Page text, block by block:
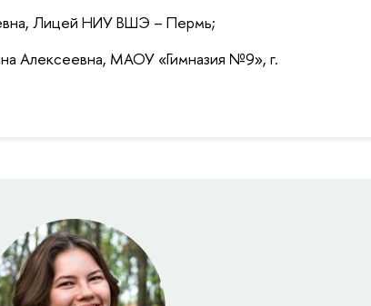
Лицей НИУ ВШЭ – Пермь;
Алексеевна, МАОУ «Гимназия №9», г.